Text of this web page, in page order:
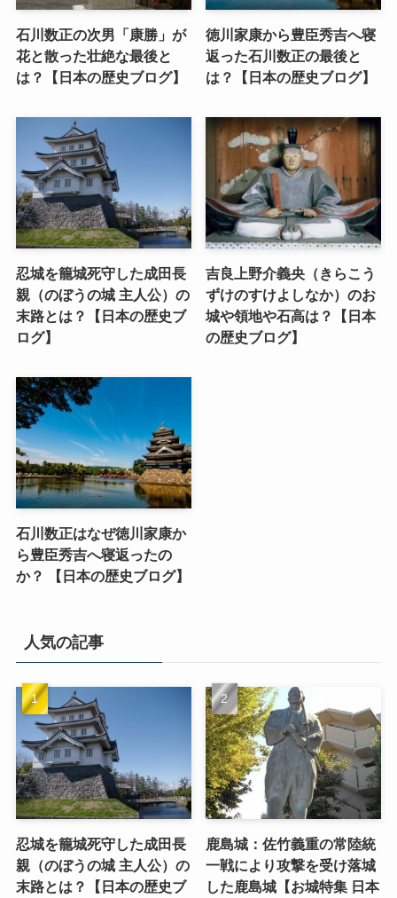
石川数正の次男「康勝」が
花と散った壮絶な最後と
は？【日本の歴史ブログ】
徳川家康から豊臣秀吉へ寝
返った石川数正の最後と
は？【日本の歴史ブログ】
忍城を籠城死守した成田長
親（のぼうの城 主人公）の
末路とは？【日本の歴史ブ
ログ】
吉良上野介義央（きらこう
ずけのすけよしなか）のお
城や領地や石高は？【日本
の歴史ブログ】
石川数正はなぜ徳川家康か
ら豊臣秀吉へ寝返ったの
か？ 【日本の歴史ブログ】
人気の記事
忍城を籠城死守した成田長
親（のぼうの城 主人公）の
末路とは？【日本の歴史ブ
鹿島城：佐竹義重の常陸統
一戦により攻撃を受け落城
した鹿島城【お城特集 日本